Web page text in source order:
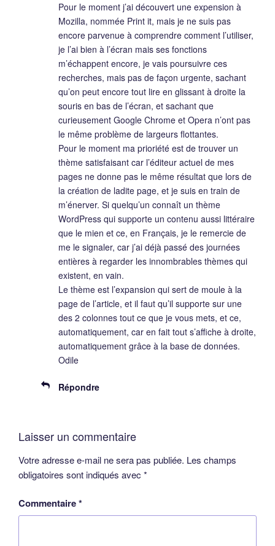
Pour le moment j’ai découvert une expension à
Mozilla, nommée Print it, mais je ne suis pas
encore parvenue à comprendre comment l’utiliser,
je l’ai bien à l’écran mais ses fonctions
m’échappent encore, je vais poursuivre ces
recherches, mais pas de façon urgente, sachant
qu’on peut encore tout lire en glissant à droite la
souris en bas de l’écran, et sachant que
curieusement Google Chrome et Opera n’ont pas
le même problème de largeurs flottantes.
Pour le moment ma prioriété est de trouver un
thème satisfaisant car l’éditeur actuel de mes
pages ne donne pas le même résultat que lors de
la création de ladite page, et je suis en train de
m’énerver. Si quelqu’un connaît un thème
WordPress qui supporte un contenu aussi littéraire
que le mien et ce, en Français, je le remercie de
me le signaler, car j’ai déjà passé des journées
entières à regarder les innombrables thèmes qui
existent, en vain.
Le thème est l’expansion qui sert de moule à la
page de l’article, et il faut qu’il supporte sur une
des 2 colonnes tout ce que je vous mets, et ce,
automatiquement, car en fait tout s’affiche à droite,
automatiquement grâce à la base de données.
Odile
Répondre
Laisser un commentaire
Votre adresse e-mail ne sera pas publiée. Les champs
obligatoires sont indiqués avec *
Commentaire*